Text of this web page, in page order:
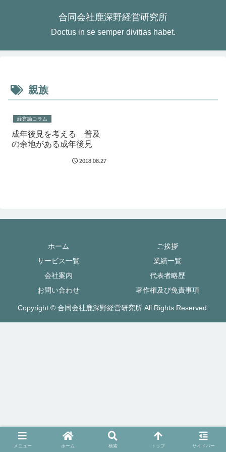
合同会社鹿深野経営研究所
Doctus in se semper divitias habet.
親族
経営論コラム
成年後見を考える 普及
の余地がある成年後見
2018.08.27
ホーム
ご挨拶
サービス一覧
業績一覧
会社案内
代表者略歴
お問い合わせ
著作権及び免責事項
Copyright © 合同会社鹿深野経営研究所 All Rights Reserved.
メニュー ホーム 検索 トップ サイドバー